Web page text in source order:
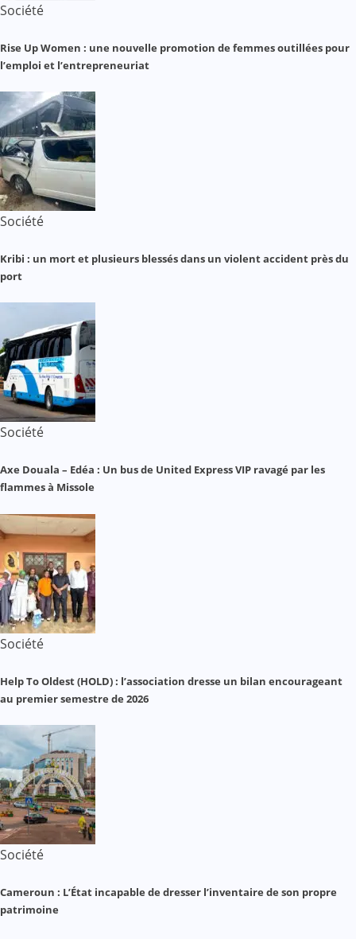
Société
Rise Up Women : une nouvelle promotion de femmes outillées pour
l’emploi et l’entrepreneuriat
Société
Kribi : un mort et plusieurs blessés dans un violent accident près du
port
Société
Axe Douala – Edéa : Un bus de United Express VIP ravagé par les
flammes à Missole
Société
Help To Oldest (HOLD) : l’association dresse un bilan encourageant
au premier semestre de 2026
Société
Cameroun : L’État incapable de dresser l’inventaire de son propre
patrimoine